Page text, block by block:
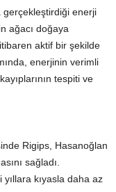
gerçekleştirdiği enerji
ağacı doğaya
aktif bir şekilde
enerjinin verimli
tespiti ve
Rigips, Hasanoğlan
sağladı.
kıyasla daha az